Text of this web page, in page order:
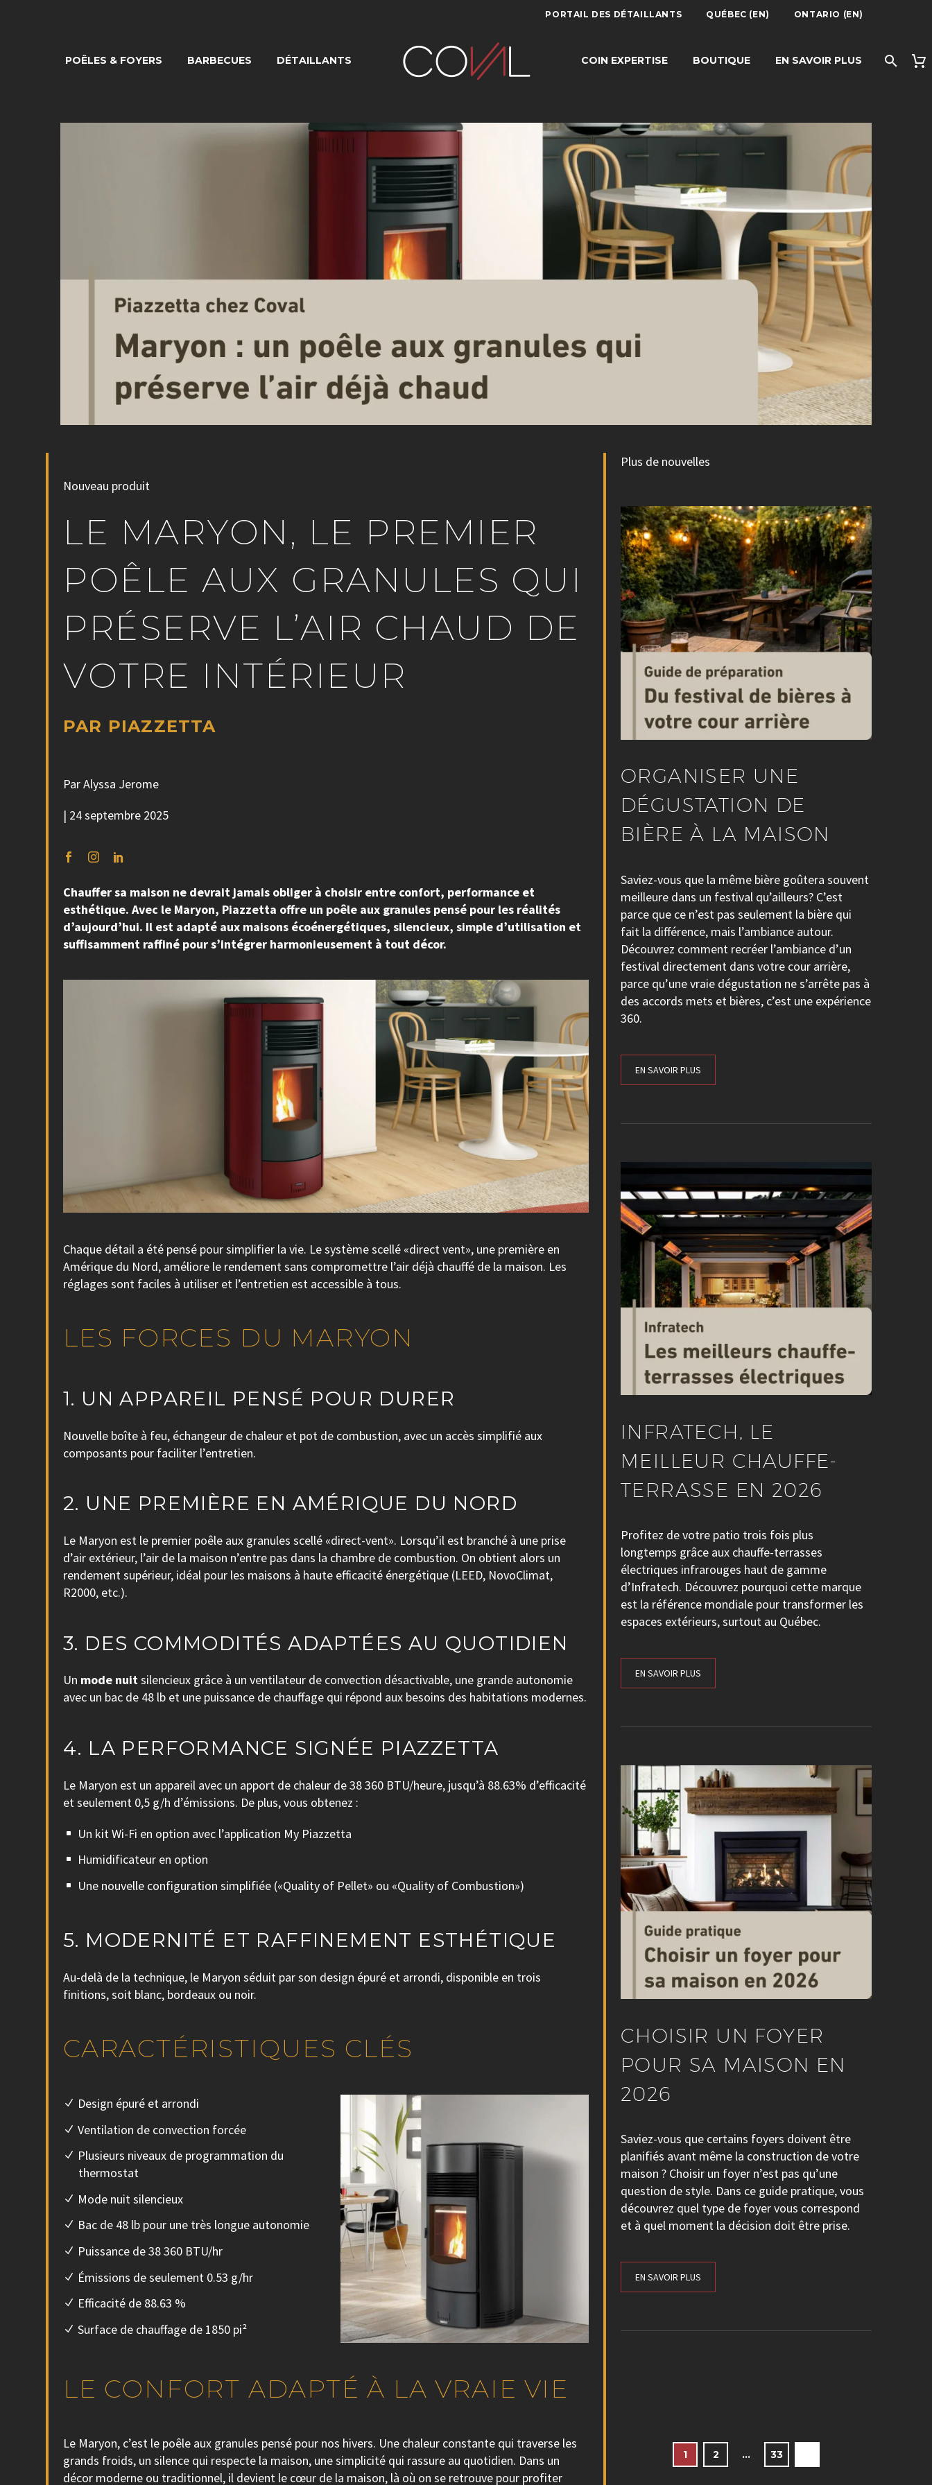
PORTAIL DES DÉTAILLANTS QUÉBEC (EN) ONTARIO (EN)
POÊLES & FOYERS BARBECUES DÉTAILLANTS COIN EXPERTISE BOUTIQUE EN SAVOIR PLUS
Nouveau produit
LE MARYON, LE PREMIER
POÊLE AUX GRANULES QUI
PRÉSERVE L’AIR CHAUD DE
VOTRE INTÉRIEUR
PAR PIAZZETTA
Par Alyssa Jerome
| 24 septembre 2025
Chauffer sa maison ne devrait jamais obliger à choisir entre confort, performance et
esthétique. Avec le Maryon, Piazzetta offre un poêle aux granules pensé pour les réalités
d’aujourd’hui. Il est adapté aux maisons écoénergétiques, silencieux, simple d’utilisation et
suffisamment raffiné pour s’intégrer harmonieusement à tout décor.
Chaque détail a été pensé pour simplifier la vie. Le système scellé «direct vent», une première en
Amérique du Nord, améliore le rendement sans compromettre l’air déjà chauffé de la maison. Les
réglages sont faciles à utiliser et l’entretien est accessible à tous.
LES FORCES DU MARYON
1. UN APPAREIL PENSÉ POUR DURER
Nouvelle boîte à feu, échangeur de chaleur et pot de combustion, avec un accès simplifié aux
composants pour faciliter l’entretien.
2. UNE PREMIÈRE EN AMÉRIQUE DU NORD
Le Maryon est le premier poêle aux granules scellé «direct-vent». Lorsqu’il est branché à une prise
d’air extérieur, l’air de la maison n’entre pas dans la chambre de combustion. On obtient alors un
rendement supérieur, idéal pour les maisons à haute efficacité énergétique (LEED, NovoClimat,
R2000, etc.).
3. DES COMMODITÉS ADAPTÉES AU QUOTIDIEN
Un mode nuitsilencieux grâce à un ventilateur de convection désactivable, une grande autonomie
avec un bac de 48 lb et une puissance de chauffage qui répond aux besoins des habitations modernes.
4. LA PERFORMANCE SIGNÉE PIAZZETTA
Le Maryon est un appareil avec un apport de chaleur de 38 360 BTU/heure, jusqu’à 88.63% d’efficacité
et seulement 0,5 g/h d’émissions. De plus, vous obtenez :
Un kit Wi-Fi en option avec l’application My Piazzetta
Humidificateur en option
Une nouvelle configuration simplifiée («Quality of Pellet» ou «Quality of Combustion»)
5. MODERNITÉ ET RAFFINEMENT ESTHÉTIQUE
Au-delà de la technique, le Maryon séduit par son design épuré et arrondi, disponible en trois
finitions, soit blanc, bordeaux ou noir.
CARACTÉRISTIQUES CLÉS
Design épuré et arrondi
Ventilation de convection forcée
Plusieurs niveaux de programmation du
thermostat
Mode nuit silencieux
Bac de 48 lb pour une très longue autonomie
Puissance de 38 360 BTU/hr
Émissions de seulement 0.53 g/hr
Efficacité de 88.63 %
Surface de chauffage de 1850 pi²
LE CONFORT ADAPTÉ À LA VRAIE VIE
Le Maryon, c’est le poêle aux granules pensé pour nos hivers. Une chaleur constante qui traverse les
grands froids, un silence qui respecte la maison, une simplicité qui rassure au quotidien. Dans un
décor moderne ou traditionnel, il devient le cœur de la maison, là où on se retrouve pour profiter
Plus de nouvelles
ORGANISER UNE
DÉGUSTATION DE
BIÈRE À LA MAISON
Saviez-vous que la même bière goûtera souvent
meilleure dans un festival qu’ailleurs? C’est
parce que ce n’est pas seulement la bière qui
fait la différence, mais l’ambiance autour.
Découvrez comment recréer l’ambiance d’un
festival directement dans votre cour arrière,
parce qu’une vraie dégustation ne s’arrête pas à
des accords mets et bières, c’est une expérience
360.
EN SAVOIR PLUS
INFRATECH, LE
MEILLEUR CHAUFFE-
TERRASSE EN 2026
Profitez de votre patio trois fois plus
longtemps grâce aux chauffe-terrasses
électriques infrarouges haut de gamme
d’Infratech. Découvrez pourquoi cette marque
est la référence mondiale pour transformer les
espaces extérieurs, surtout au Québec.
EN SAVOIR PLUS
CHOISIR UN FOYER
POUR SA MAISON EN
2026
Saviez-vous que certains foyers doivent être
planifiés avant même la construction de votre
maison ? Choisir un foyer n’est pas qu’une
question de style. Dans ce guide pratique, vous
découvrez quel type de foyer vous correspond
et à quel moment la décision doit être prise.
EN SAVOIR PLUS
1 2 … 33